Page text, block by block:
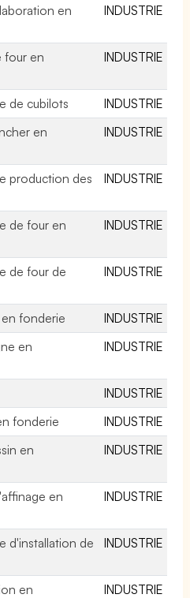
en
INDUSTRIE
four en
INDUSTRIE
de cubilots
INDUSTRIE
en
INDUSTRIE
production des
INDUSTRIE
de four en
INDUSTRIE
de four de
INDUSTRIE
fonderie
INDUSTRIE
en
INDUSTRIE
INDUSTRIE
fonderie
INDUSTRIE
en
INDUSTRIE
en
INDUSTRIE
d'installation de
INDUSTRIE
en
INDUSTRIE